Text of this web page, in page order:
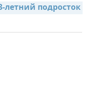
летний подросток